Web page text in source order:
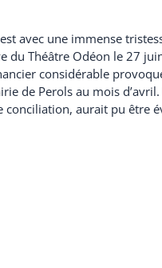
avec une immense
du Théâtre Odéon le 27
considérable
de Perols au mois
conciliation, aurait pu être